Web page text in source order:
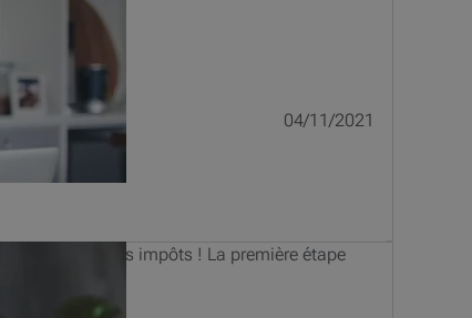
04/11/2021
partprode vos impôts ! La première étape